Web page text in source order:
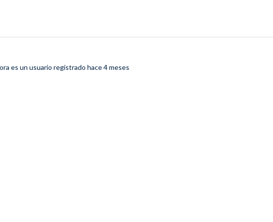
es un usuario registrado hace 4 meses